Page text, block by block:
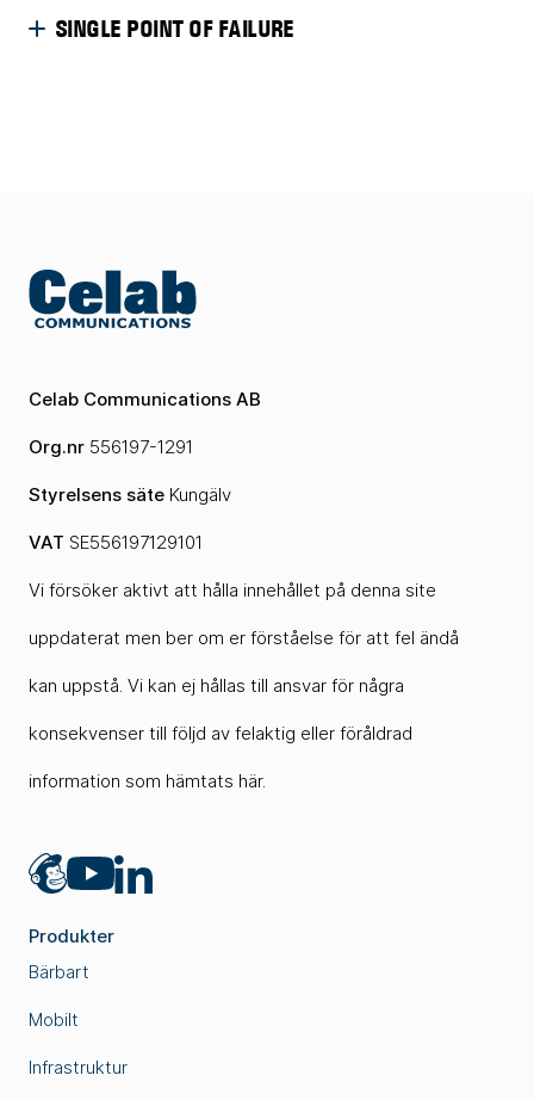
SINGLE POINT OF FAILURE
Celab Communications AB
Org.nr 556197-1291
Styrelsens säte Kungälv
VAT SE556197129101
Vi försöker aktivt att hålla innehållet på denna site
uppdaterat men ber om er förståelse för att fel ändå
kan uppstå. Vi kan ej hållas till ansvar för några
konsekvenser till följd av felaktig eller föråldrad
information som hämtats här.
Mailchimp
YouTubeLinkedIn
Produkter
Bärbart
Mobilt
Infrastruktur